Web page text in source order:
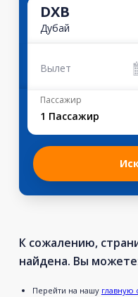
DXB
Дубай
Вылет
Пассажир
1 Пассажир
К сожалению,
найдена. Вы
Перейти на нашу главную